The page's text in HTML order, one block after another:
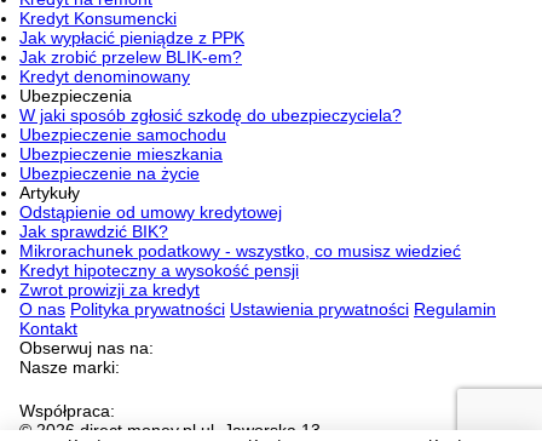
Kredyt Konsumencki
Jak wypłacić pieniądze z PPK
Jak zrobić przelew BLIK-em?
Kredyt denominowany
Ubezpieczenia
W jaki sposób zgłosić szkodę do ubezpieczyciela?
Ubezpieczenie samochodu
Ubezpieczenie mieszkania
Ubezpieczenie na życie
Artykuły
Odstąpienie od umowy kredytowej
Jak sprawdzić BIK?
Mikrorachunek podatkowy - wszystko, co musisz wiedzieć
Kredyt hipoteczny a wysokość pensji
Zwrot prowizji za kredyt
O nas Polityka prywatności Ustawienia prywatności Regulamin
Kontakt
Obserwuj nas na:
Nasze marki:
Współpraca:
© 2026 direct.money.pl ul. Jaworska 13,